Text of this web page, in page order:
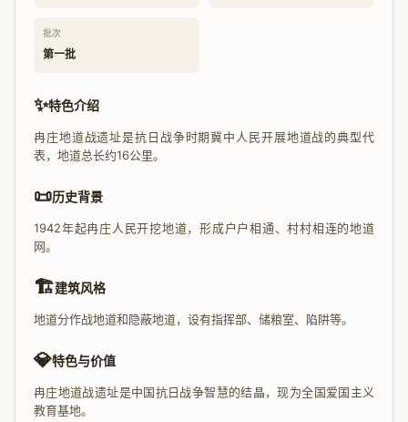
批次
第一批
✨特色介绍
冉庄地道战遗址是抗日战争时期冀中人民开展地道战的典型代
表，地道总长约16公里。
📜历史背景
1942年起冉庄人民开挖地道，形成户户相通、村村相连的地道
网。
🏗️建筑风格
地道分作战地道和隐蔽地道，设有指挥部、储粮室、陷阱等。
💎特色与价值
冉庄地道战遗址是中国抗日战争智慧的结晶，现为全国爱国主义
教育基地。